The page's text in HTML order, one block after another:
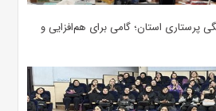
پرستاری استان؛ گامی برای هم‌افزایی و